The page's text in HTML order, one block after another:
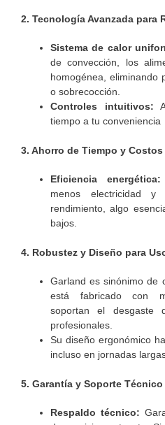
2. Tecnología Avanzada para
Sistema de calor
de convección, los
homogénea, eliminando
o sobrecocción.
Controles intuitivos:
tiempo a tu conveniencia
3. Ahorro de Tiempo y
Eficiencia energética:
menos electricidad
rendimiento, algo
bajos.
4. Robustez y Diseño para
Garland es sinónimo de
está fabricado con
soportan el
profesionales.
Su diseño ergonómico
incluso en jornadas
5. Garantía y Soporte Técnico
Respaldo técnico: